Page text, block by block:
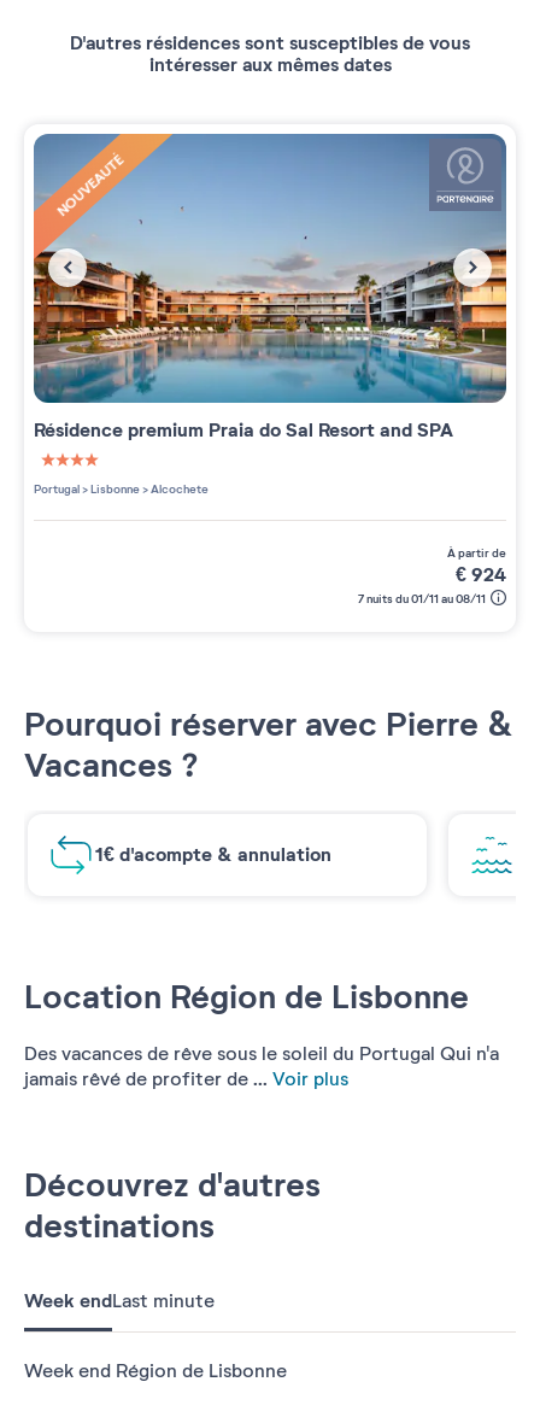
Location Région de Lisbonne
Des vacances de rêve sous le soleil du Portugal Qui n'a
jamais rêvé de profiter de ... Voir plus
D'autres résidences sont susceptibles de vous
intéresser aux mêmes dates
NOUVEAUTÉ
Résidence premium Praia do Sal Resort and SPA
4 étoiles sur 5
Portugal>Lisbonne>Alcochete
à partir de
€924
7 nuits du 01/11 au 08/11
Pourquoi réserver avec Pierre &
Vacances ?
1€ d'acompte & annulation
Découvrez d'autres
destinations
Week endLast minute
Week end Région de Lisbonne